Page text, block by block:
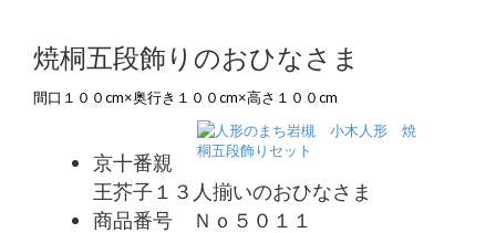
焼桐五段飾りのおひなさま
間口１００cm×奥行き１００cm×高さ１００cm
京十番親
王芥子１３人揃いのおひなさま
商品番号 Ｎｏ５０１１